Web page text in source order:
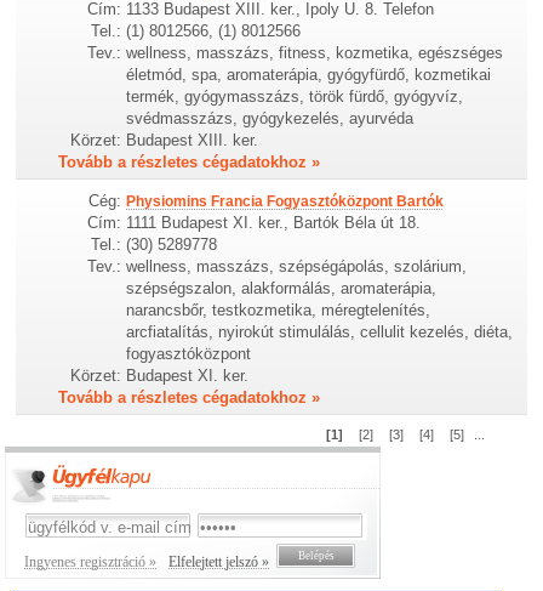
Cím: 1133 Budapest XIII. ker., Ipoly U. 8. Telefon
Tel.: (1) 8012566, (1) 8012566
Tev.: wellness, masszázs, fitness, kozmetika, egészséges
életmód, spa, aromaterápia, gyógyfürdő, kozmetikai
termék, gyógymasszázs, török fürdő, gyógyvíz,
svédmasszázs, gyógykezelés, ayurvéda
Körzet: Budapest XIII. ker.
Tovább a részletes cégadatokhoz »
Cég: Physiomins Francia Fogyasztóközpont Bartók
Cím: 1111 Budapest XI. ker., Bartók Béla út 18.
Tel.: (30) 5289778
Tev.: wellness, masszázs, szépségápolás, szolárium,
szépségszalon, alakformálás, aromaterápia,
narancsbőr, testkozmetika, méregtelenítés,
arcfiatalítás, nyirokút stimulálás, cellulit kezelés, diéta,
fogyasztóközpont
Körzet: Budapest XI. ker.
Tovább a részletes cégadatokhoz »
[1] [2] [3] [4] [5]
Ingyenes regisztráció » Elfelejtett jelszó »